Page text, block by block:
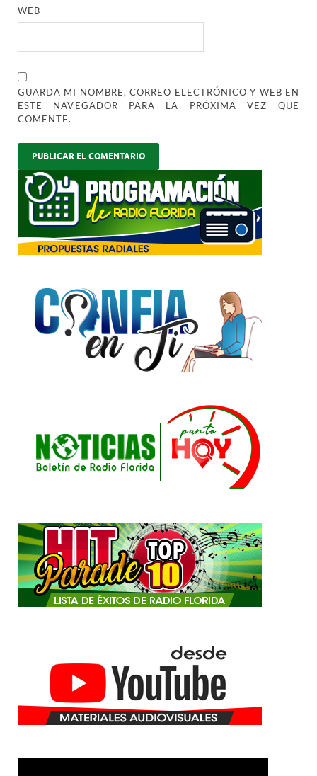
WEB
GUARDA MI NOMBRE, CORREO ELECTRÓNICO Y WEB EN
ESTE NAVEGADOR PARA LA PRÓXIMA VEZ QUE
COMENTE.